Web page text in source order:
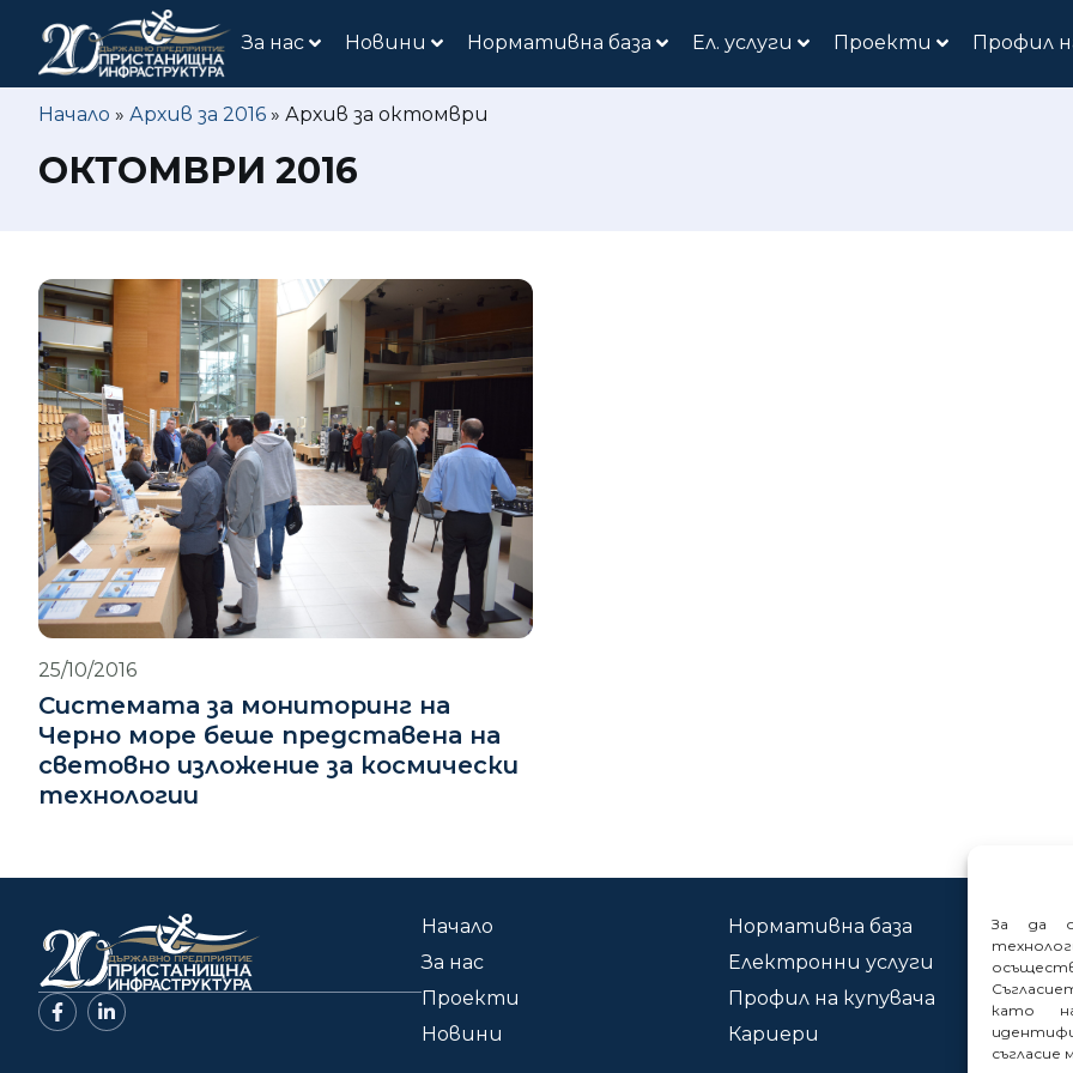
За да
като
съгласие
За нас Новини Нормативна база Ел. услуги Проекти Профил
Начало » Архив за 2016 » Архив за октомври
ОКТОМВРИ 2016
25/10/2016
Системата за мониторинг на
Черно море беше представена на
световно изложение за космически
технологии
Начало
За нас
Проекти
Новини
Нормативна база
Електронни услуги
Профил на купувача
Кариери